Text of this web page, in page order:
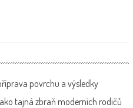
povrchu a výsledky
tajná zbraň moderních rodičů